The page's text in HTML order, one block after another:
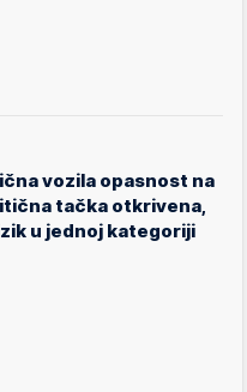
vozila opasnost na
tačka otkrivena,
u jednoj kategoriji